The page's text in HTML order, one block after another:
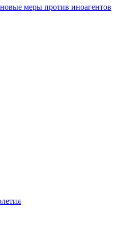
меры против иноагентов